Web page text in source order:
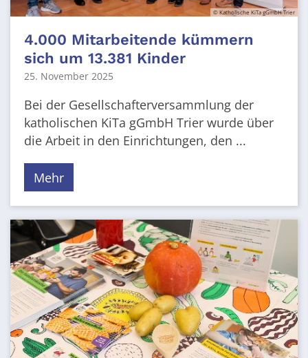
© Katholische KiTa gGmbH Trier
4.000 Mitarbeitende kümmern
sich um 13.381 Kinder
25. November 2025
Bei der Gesellschafterversammlung der
katholischen KiTa gGmbH Trier wurde über
die Arbeit in den Einrichtungen, den ...
Mehr